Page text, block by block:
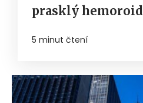
prasklý hemoroid
5 minut čtení